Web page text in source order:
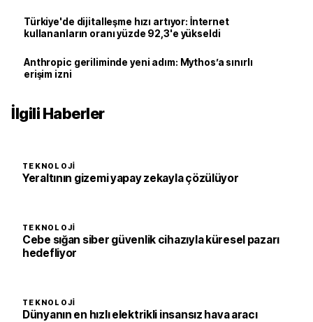
Türkiye'de dijitalleşme hızı artıyor: İnternet
kullananların oranı yüzde 92,3'e yükseldi
Anthropic geriliminde yeni adım: Mythos’a sınırlı
erişim izni
İlgili Haberler
TEKNOLOJI
Yeraltının gizemi yapay zekayla çözülüyor
TEKNOLOJI
Cebe sığan siber güvenlik cihazıyla küresel pazarı
hedefliyor
TEKNOLOJI
Dünyanın en hızlı elektrikli insansız hava aracı